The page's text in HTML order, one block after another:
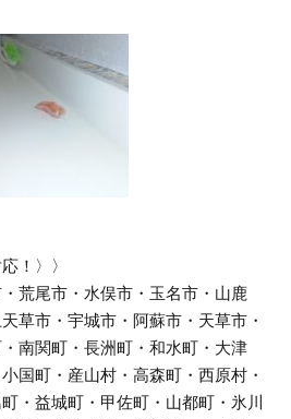
！〉〉
荒尾市・水俣市・玉名市・山鹿
草市・宇城市・阿蘇市・天草市・
南関町・長洲町・和水町・大津
国町・産山村・高森町・西原村・
・益城町・甲佐町・山都町・氷川